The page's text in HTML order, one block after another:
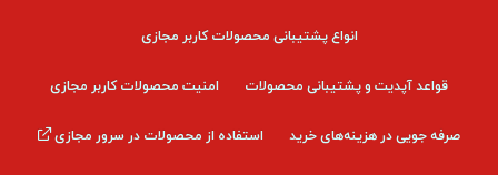
انواع پشتیبانی محصولات کاربر مجازی
قواعد آپدیت و پشتیبانی محصولات امنیت محصولات کاربر مجازی
صرفه جویی در هزینه‌های خرید استفاده از محصولات در سرور مجازی